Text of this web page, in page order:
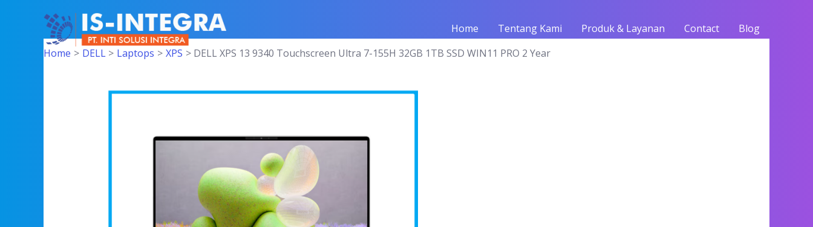
Home Tentang Kami Produk & Layanan Contact
Blog
Home
DELL Laptops XPS DELL XPS 13 9340 Touchscreen Ultra 7-155H 32GB 1TB SSD WIN11 PRO 2 Year
Post